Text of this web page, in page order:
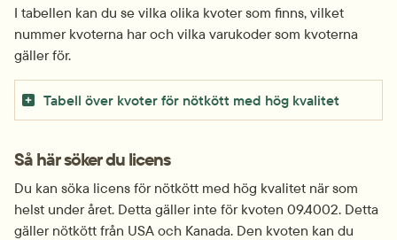
I tabellen kan du se vilka olika kvoter som finns, vilket
nummer kvoterna har och vilka varukoder som kvoterna
gäller för.
Tabell över kvoter för nötkött med hög kvalitet
Så här söker du licens
Du kan söka licens för nötkött med hög kvalitet när som
helst under året. Detta gäller inte för kvoten 09.4002. Detta
gäller nötkött från USA och Kanada. Den kvoten kan du